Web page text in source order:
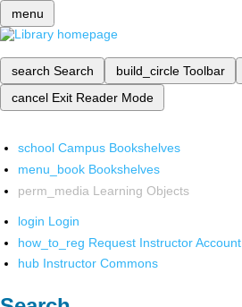
menu
search Search build_circle Toolbar
cancel Exit Reader Mode
school Campus Bookshelves
menu_book Bookshelves
perm_media Learning Objects
login Login
how_to_reg Request Instructor Account
hub Instructor Commons